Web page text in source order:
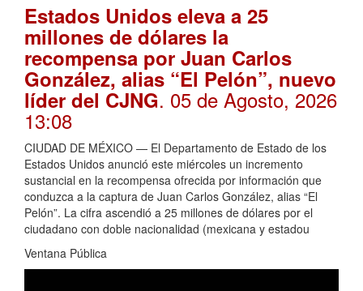
Estados Unidos eleva a 25
millones de dólares la
recompensa por Juan Carlos
González, alias “El Pelón”, nuevo
líder del CJNG. 05 de Agosto, 2026
13:08
CIUDAD DE MÉXICO — El Departamento de Estado de los
Estados Unidos anunció este miércoles un incremento
sustancial en la recompensa ofrecida por información que
conduzca a la captura de Juan Carlos González, alias “El
Pelón”. La cifra ascendió a 25 millones de dólares por el
ciudadano con doble nacionalidad (mexicana y estadou
Ventana Pública